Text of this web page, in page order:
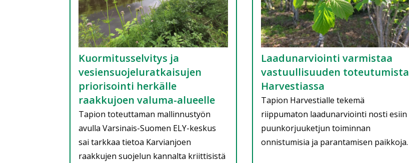
Kuormitusselvitys ja
vesiensuojeluratkaisujen
priorisointi herkälle
raakkujoen valuma-alueelle
Tapion toteuttaman mallinnustyön
avulla Varsinais-Suomen ELY-keskus
sai tarkkaa tietoa Karvianjoen
raakkujen suojelun kannalta kriittisistä
Laadunarviointi varmistaa
vastuullisuuden toteutumista
Harvestiassa
Tapion Harvestialle tekemä
riippumaton laadunarviointi nosti esiin
puunkorjuuketjun toiminnan
onnistumisia ja parantamisen paikkoja.